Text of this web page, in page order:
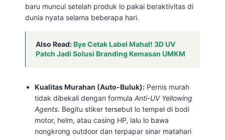
baru muncul setelah produk lo pakai beraktivitas di
dunia nyata selama beberapa hari.
Also Read:Bye Cetak Label Mahal! 3D UV
Patch Jadi Solusi Branding Kemasan UMKM
Kualitas Murahan (Auto-Buluk): Pernis murah
tidak dibekali dengan formulaAnti-UV Yellowing
Agents. Begitu stiker tersebut lo tempel di bodi
motor, helm, atau casing HP, lalu lo bawa
nongkrong outdoor dan terpapar sinar matahari